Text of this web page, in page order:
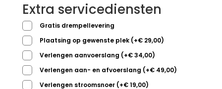
Extra servicediensten
Gratis drempellevering
Plaatsing op gewenste plek (+€29,00)
Verlengen aanvoerslang (+€34,00)
Verlengen aan- en afvoerslang (+€49,00)
Verlengen stroomsnoer (+€19,00)